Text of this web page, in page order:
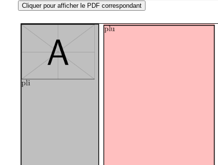
Cliquer pour afficher le PDF correspondant